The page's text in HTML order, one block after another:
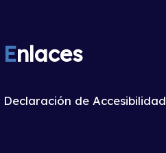
Enlaces
Declaración de Accesibilidad